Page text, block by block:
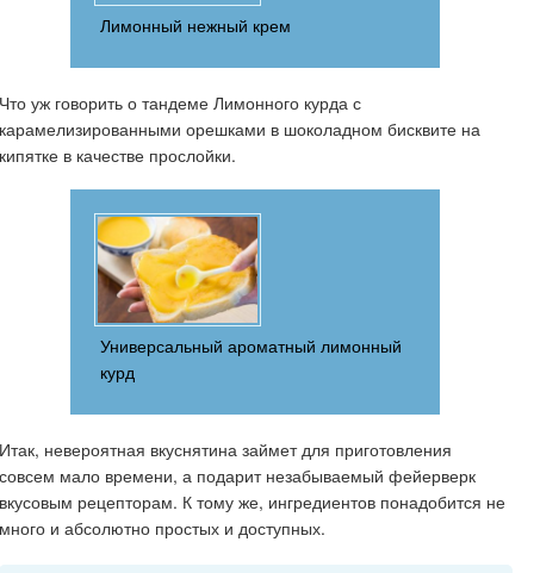
Лимонный нежный крем
Что уж говорить о тандеме Лимонного курда с
карамелизированными орешками в шоколадном бисквите на
кипятке в качестве прослойки.
Универсальный ароматный лимонный
курд
Итак, невероятная вкуснятина займет для приготовления
совсем мало времени, а подарит незабываемый фейерверк
вкусовым рецепторам. К тому же, ингредиентов понадобится не
много и абсолютно простых и доступных.